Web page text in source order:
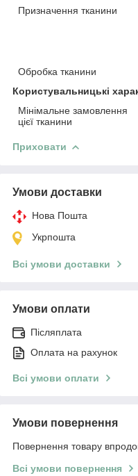
Призначення тканини
Обробка тканини
Користувальницькі
Мінімальне замовлення
цієї тканини
Приховати
Умови доставки
Нова Пошта
Укрпошта
Всі умови доставки
Умови оплати
Післяплата
Оплата на рахунок
Всі умови оплати
Умови повернення
Повернення товару
Всі умови повернення